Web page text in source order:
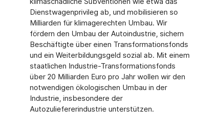
Dienstwagenprivileg ab, und mobilisieren so
Milliarden für klimagerechten Umbau. Wir
fördern den Umbau der Autoindustrie, sichern
Beschäftigte über einen Transformationsfonds
und ein Weiterbildungsgeld sozial ab. Mit einem
staatlichen Industrie-Transformationsfonds
über 20 Milliarden Euro pro Jahr wollen wir den
notwendigen ökologischen Umbau in der
Industrie, insbesondere der
Autozuliefererindustrie unterstützen.